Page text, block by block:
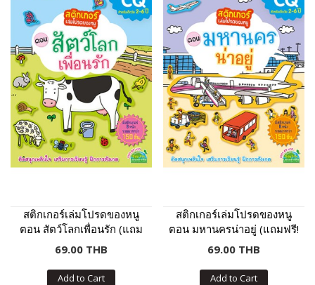
สติกเกอร์เล่มโปรดของหนู
ตอน สัตว์โลกเพื่อนรัก (แถม
ฟรี! สติกเกอร์กว่า 150 ชิ้น)
69.00 THB
Add to Cart
สติกเกอร์เล่มโปรดของหนู
ตอน มหานครน่าอยู่ (แถมฟรี!
สติกเกอร์กว่า 150 ชิ้น)
69.00 THB
Add to Cart